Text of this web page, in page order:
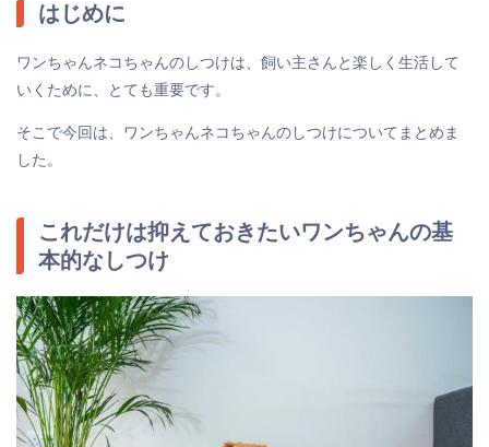
はじめに
ワンちゃんネコちゃんのしつけは、飼い主さんと楽しく生活して
いくために、とても重要です。
そこで今回は、ワンちゃんネコちゃんのしつけについてまとめま
した。
これだけは抑えておきたいワンちゃんの基
本的なしつけ